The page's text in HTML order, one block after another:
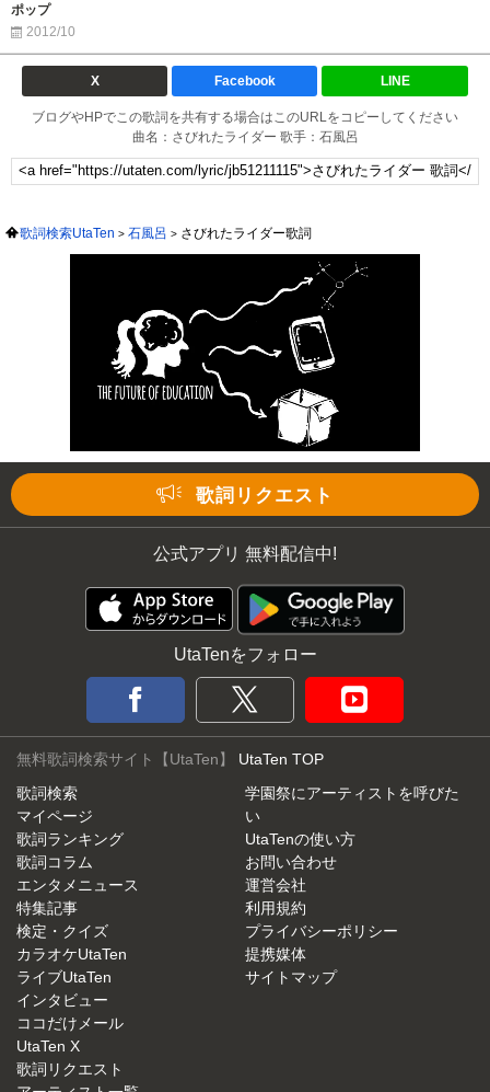
ポップ
2012/10
X Facebook LINE
ブログやHPでこの歌詞を共有する場合はこのURLをコピーしてください
曲名：さびれたライダー 歌手：石風呂
歌詞検索UtaTen 石風呂 さびれたライダー歌詞
歌詞リクエスト
公式アプリ 無料配信中!
UtaTenをフォロー
無料歌詞検索サイト【UtaTen】 UtaTen TOP
歌詞検索
マイページ
歌詞ランキング
歌詞コラム
エンタメニュース
特集記事
検定・クイズ
カラオケUtaTen
ライブUtaTen
インタビュー
ココだけメール
UtaTen X
歌詞リクエスト
学園祭にアーティストを呼びた
い
UtaTenの使い方
お問い合わせ
運営会社
利用規約
プライバシーポリシー
提携媒体
サイトマップ